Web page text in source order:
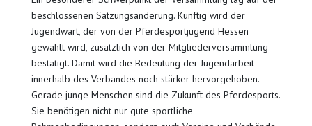
beschlossenen Satzungsänderung. Künftig wird der
Jugendwart, der von der Pferdesportjugend Hessen
gewählt wird, zusätzlich von der Mitgliederversammlung
bestätigt. Damit wird die Bedeutung der Jugendarbeit
innerhalb des Verbandes noch stärker hervorgehoben.
Gerade junge Menschen sind die Zukunft des Pferdesports.
Sie benötigen nicht nur gute sportliche